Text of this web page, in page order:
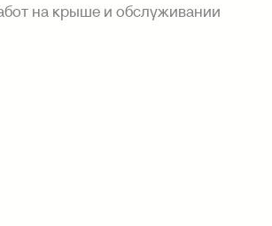
на крыше и обслуживании